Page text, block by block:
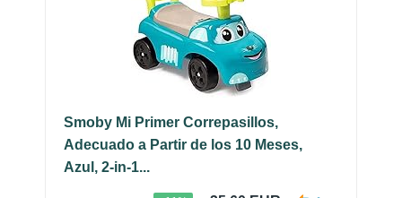
Smoby Mi Primer Correpasillos,
Adecuado a Partir de los 10 Meses,
Azul, 2-in-1...